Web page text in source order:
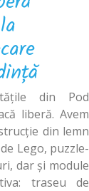
la
din Pod
liberă. Avem
din lemn
Lego, puzzle-
dar și module
traseu de